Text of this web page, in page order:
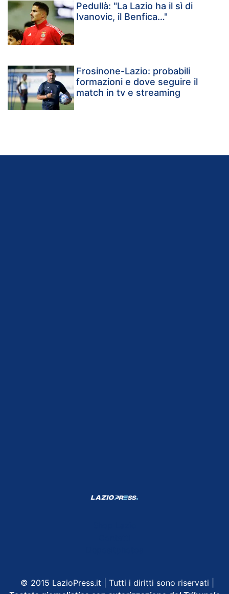
Pedullà: "La Lazio ha il sì di
Ivanovic, il Benfica…"
Frosinone-Lazio: probabili
formazioni e dove seguire il
match in tv e streaming
© 2015 LazioPress.it | Tutti i diritti sono riservati |